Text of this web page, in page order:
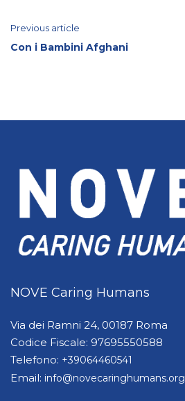
Continue
Previous article
Con i Bambini Afghani
NOVE Caring Humans
Via dei Ramni 24, 00187 Roma
Codice Fiscale: 97695550588
Telefono: +39064460541
Email: info@novecaringhumans.org